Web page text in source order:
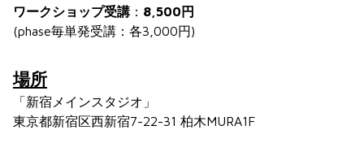
ワークショップ受講 ： 8,500円
(phase毎単発受講：各3,000円)
場所
「新宿メインスタジオ」
東京都新宿区西新宿7-22-31 柏木MURA1F